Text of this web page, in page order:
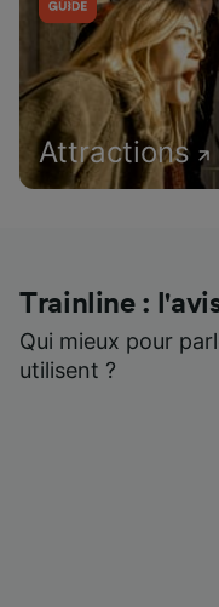
Attractions
Trainline :
Qui mieux pour
utilisent ?